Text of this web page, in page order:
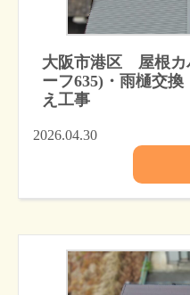
大阪市港区 屋根カ
ーフ635)・雨樋交
え工事
2026.04.30